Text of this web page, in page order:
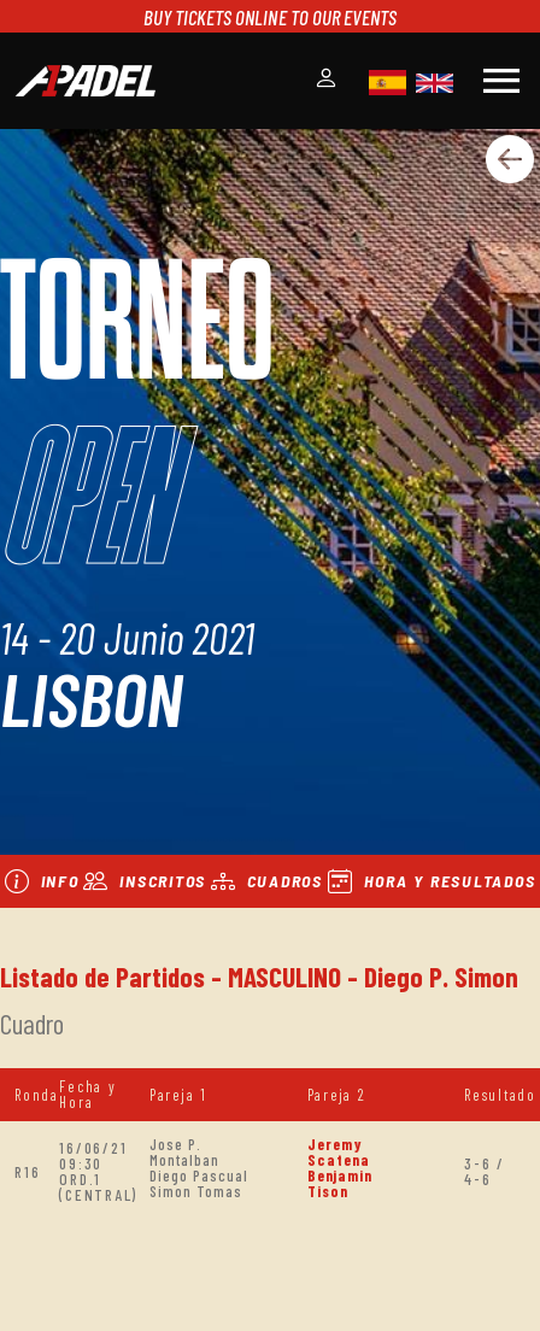
BUY TICKETS ONLINE TO OUR EVENTS
menu
A1PADEL
RANKING
CALENDARIO
TORNEOS
NOTICIAS
MULTIMEDIA
SCOREBOARD
STREAMING
TORNEO
Open
14 - 20 Junio 2021
LISBON
INFO INSCRITOS CUADROS HORA Y RESULTADOS
Listado de Partidos - MASCULINO - Diego P. Simon
Cuadro
Ronda Fecha y
Hora
Pareja 1 Pareja 2 Resultado
R16
16/06/21
09:30
ORD.1
(CENTRAL)
Jose P.
Montalban
Diego Pascual
Simon Tomas
Jeremy
Scatena
Benjamin
Tison
3-6 /
4-6